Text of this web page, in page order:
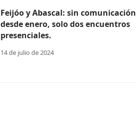
Feijóo y Abascal: sin comunicación
desde enero, solo dos encuentros
presenciales.
14 de julio de 2024